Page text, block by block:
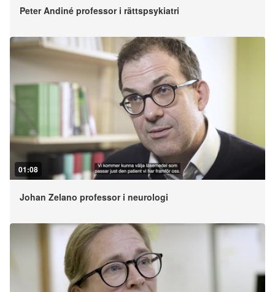
Peter Andiné professor i rättspsykiatri
01:08
Johan Zelano professor i neurologi